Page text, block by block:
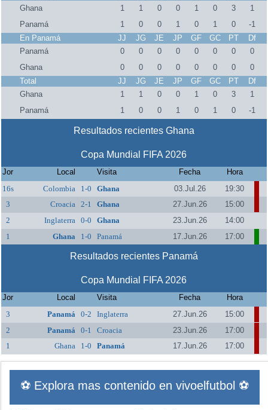
Ghana
1 1 0 0 1 0 3
1
Panamá
1 0 0 1 0 1 0
-1
En Panamá
JJ JG JE JP GF GC PT
Df
Panamá
0 0 0 0 0 0 0
0
Ghana
0 0 0 0 0 0 0
0
Total
JJ JG JE JP GF GC PT
Df
Ghana
1 1 0 0 1 0 3
1
Panamá
1 0 0 1 0 1 0 -1
Resultados recientes Ghana
Copa Mundial FIFA 2026
Jor Local Visita Fecha
Hora
16s
Colombia 1-0 Ghana 03.Jul.26
19:30
3
Croacia 2-1 Ghana 27.Jun.26
15:00
2
Inglaterra 0-0 Ghana 23.Jun.26
14:00
1
Ghana 1-0 Panamá 17.Jun.26 17:00
Resultados recientes Panamá
Copa Mundial FIFA 2026
Jor Local Visita Fecha
Hora
3
Panamá 0-2 Inglaterra 27.Jun.26
15:00
2
Panamá 0-1 Croacia 23.Jun.26
17:00
1
Ghana 1-0 Panamá 17.Jun.26 17:00
⚽ Explora mas contenido en vivoelfutbol ⚽